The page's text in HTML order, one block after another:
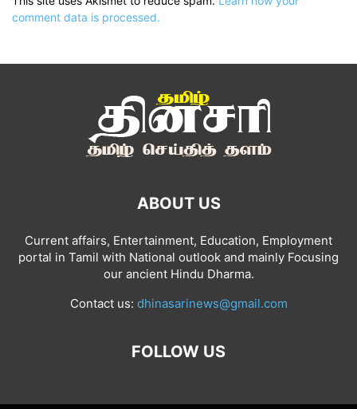
comment data is processed.
ABOUT US
Current affairs, Entertainment, Education, Employment
portal in Tamil with National outlook and mainly Focusing
our ancient Hindu Dharma.
Contact us: dhinasarinews@gmail.com
FOLLOW US